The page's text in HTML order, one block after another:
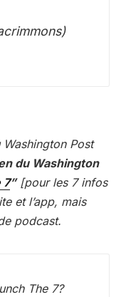
Post
du Washington
7”[pour les 7 infos
et l’app, mais
podcast.
The 7?